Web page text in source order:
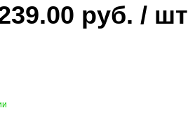
руб. / шт